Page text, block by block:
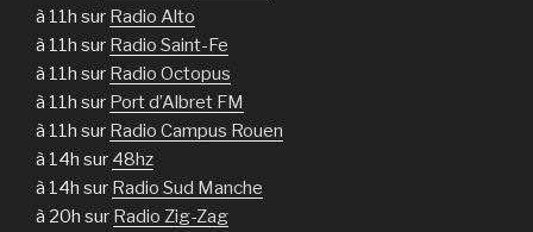
à 11h sur Radio Alto
à 11h sur Radio Saint-Fe
à 11h sur Radio Octopus
à 11h sur Port d’Albret FM
à 11h sur Radio Campus Rouen
à 14h sur 48hz
à 14h sur Radio Sud Manche
à 20h sur Radio Zig-Zag